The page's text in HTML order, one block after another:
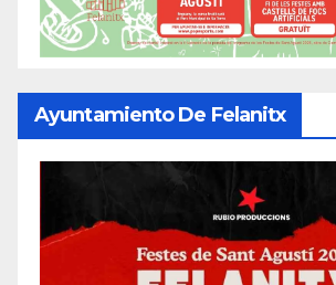
Ayuntamiento De Felanitx